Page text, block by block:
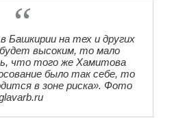
Башкирии на тех и других
высоким, то мало
что того же Хамитова
было так себе, то
в зоне риска». Фото